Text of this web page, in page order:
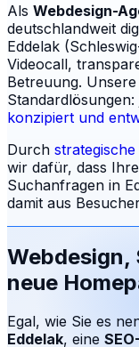
Als Webdesign-
deutschlandweit
Eddelak
Videocall,
Betreuung. Unsere
konzipiert und
Durch
wir dafür, dass
Suchanfragen in
damit aus
Webdesign,
neue
Egal, wie Sie es
Eddelak, eine